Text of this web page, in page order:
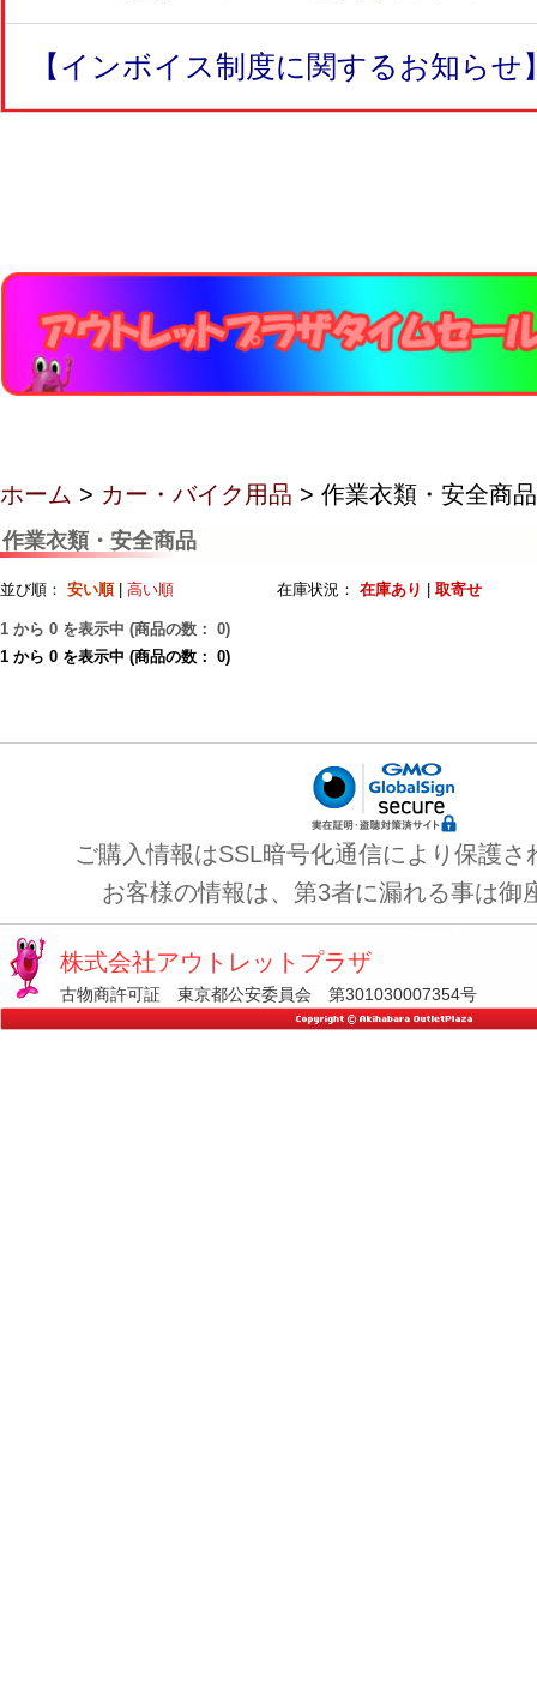
【インボイス制度に関するお知らせ
ホーム > カー・バイク用品 > 作業衣類・安全商品
作業衣類・安全商品
並び順： 安い順| 高い順 在庫状況： 在庫あり 取寄せ
1 から 0 を表示中 (商品の数： 0)
1 から 0 を表示中 (商品の数： 0)
ご購入情報はSSL暗号化通信により保護さ
お客様の情報は、第3者に漏れる事は御
株式会社アウトレットプラザ
古物商許可証 東京都公安委員会 第301030007354号